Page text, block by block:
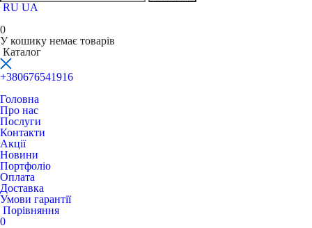
RU UA
0
У кошику немає товарів
Каталог
+380676541916
Головна
Про нас
Послуги
Контакти
Акції
Новини
Портфоліо
Оплата
Доставка
Умови гарантії
Порівняння
0